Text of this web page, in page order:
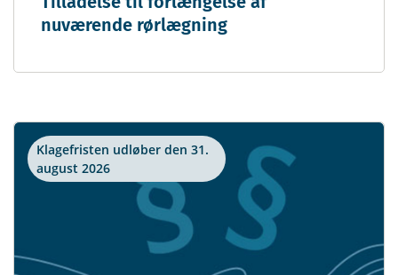
nuværende rørlægning
Klagefristen udløber den 31.
august 2026